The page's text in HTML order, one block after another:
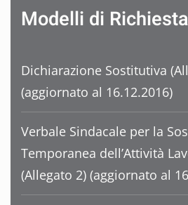
Modelli di Richiesta
Dichiarazione Sostitutiva
(aggiornato al 16.12.2016)
Verbale Sindacale per la
Temporanea dell’Attività
(Allegato 2) (aggiornato al